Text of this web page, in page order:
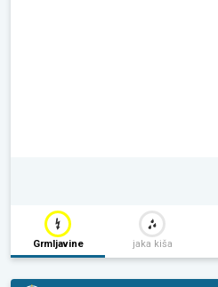
Grmljavine jaka kiša